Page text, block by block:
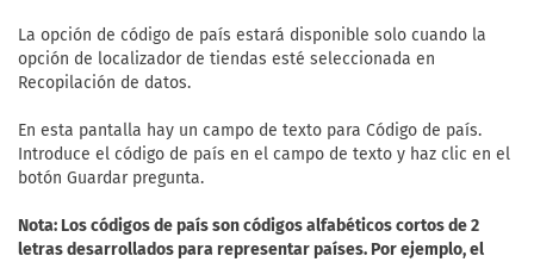
La opción de código de país estará disponible solo cuando la
opción de localizador de tiendas esté seleccionada en
Recopilación de datos.
En esta pantalla hay un campo de texto para Código de país.
Introduce el código de país en el campo de texto y haz clic en el
botón Guardar pregunta.
Nota: Los códigos de país son códigos alfabéticos cortos de 2
letras desarrollados para representar países. Por ejemplo, el